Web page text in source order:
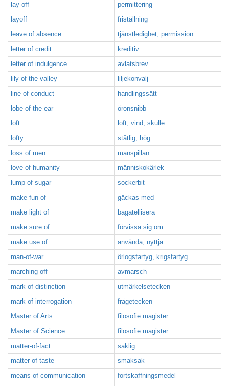
lay-off
permittering
layoff
friställning
leave of absence
tjänstledighet, permission
letter of credit
kreditiv
letter of indulgence
avlatsbrev
lily of the valley
liljekonvalj
line of conduct
handlingssätt
lobe of the ear
öronsnibb
loft
loft, vind, skulle
lofty
ståtlig, hög
loss of men
manspillan
love of humanity
människokärlek
lump of sugar
sockerbit
make fun of
gäckas med
make light of
bagatellisera
make sure of
förvissa sig om
make use of
använda, nyttja
man-of-war
örlogsfartyg, krigsfartyg
marching off
avmarsch
mark of distinction
utmärkelsetecken
mark of interrogation
frågetecken
Master of Arts
filosofie magister
Master of Science
filosofie magister
matter-of-fact
saklig
matter of taste
smaksak
means of communication
fortskaffningsmedel